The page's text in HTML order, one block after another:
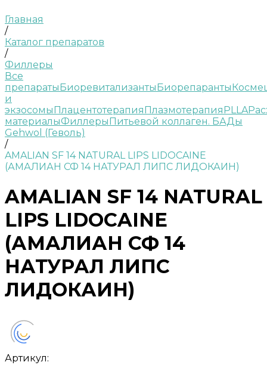
Главная
/
Каталог препаратов
/
Филлеры
Все
препаратыБиоревитализантыБиорепаранты
и
экзосомыПлацентотерапияПлазмотерапияPLLA
материалыФиллерыПитьевой коллаген. БАДы
Gehwol (Геволь)
/
AMALIAN SF 14 NATURAL LIPS LIDOCAINE
(АМАЛИАН СФ 14 НАТУРАЛ ЛИПС ЛИДОКАИН)
AMALIAN SF 14 NATURAL
LIPS LIDOCAINE
(АМАЛИАН СФ 14
НАТУРАЛ ЛИПС
ЛИДОКАИН)
Артикул: